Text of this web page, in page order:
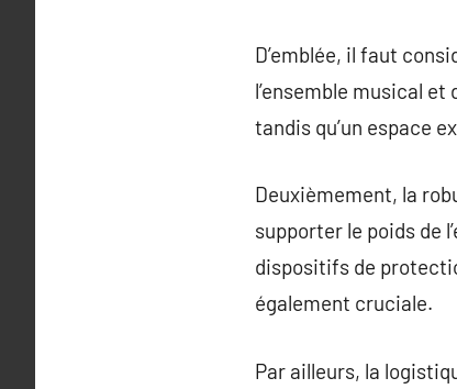
D’emblée, il faut
l’ensemble musical
tandis qu’un espace
Deuxièmement, la
supporter le poids de
dispositifs de
également cruciale.
Par ailleurs, la